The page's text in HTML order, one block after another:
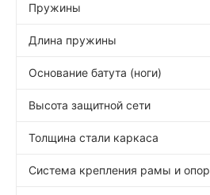
Пружины
Длина пружины
Основание батута (ноги)
Высота защитной сети
Толщина стали каркаса
Система крепления рамы и опор